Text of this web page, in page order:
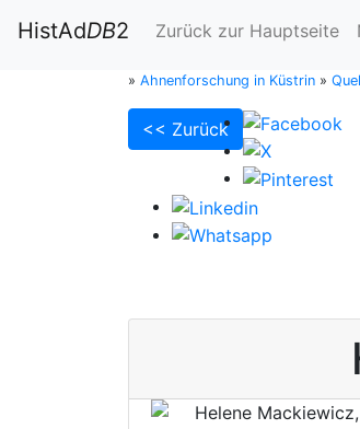
HistAdDB2 Zurück zur Hauptseite
» Ahnenforschung in Küstrin »
<< Zurück